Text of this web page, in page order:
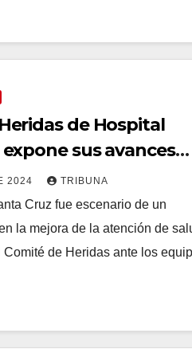
de Hospital
sus avances
2024 TRIBUNA
Cruz fue escenario de un
la mejora de la atención de
Comité de Heridas ante los